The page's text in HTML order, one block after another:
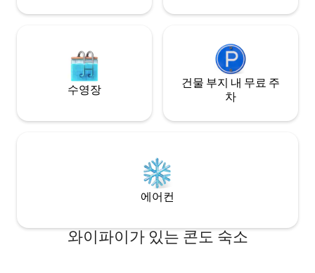
수영장
건물 부지 내 무료 주
차
에어컨
와이파이가 있는 콘도 숙소